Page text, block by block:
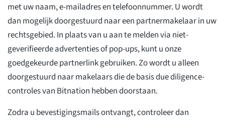
met uw naam, e-mailadres en telefoonnummer. U wordt
dan mogelijk doorgestuurd naar een partnermakelaar in uw
rechtsgebied. In plaats van u aan te melden via niet-
geverifieerde advertenties of pop-ups, kunt u onze
goedgekeurde partnerlink gebruiken. Zo wordt u alleen
doorgestuurd naar makelaars die de basis due diligence-
controles van Bitnation hebben doorstaan.
Zodra u bevestigingsmails ontvangt, controleer dan